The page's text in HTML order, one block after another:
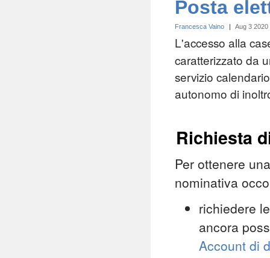
Posta
Francesca Vaino | Aug 3 2020
L'accesso alla
caratterizzato da
servizio
autonomo di
Richiesta
Per ottenere
nominativa
richiedere
ancora
Account di